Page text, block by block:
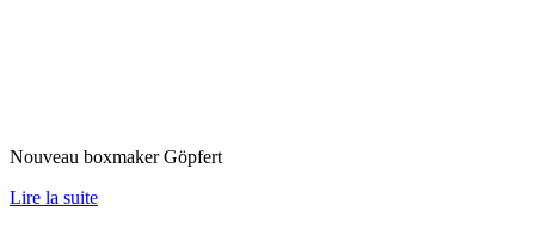
Nouveau boxmaker Göpfert
Lire la suite